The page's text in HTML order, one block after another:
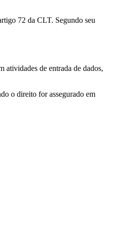
72 da CLT. Segundo seu
atividades de entrada de dados,
o direito for assegurado em